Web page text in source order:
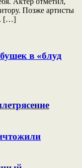
Позже артисты
[…]
в «блуд